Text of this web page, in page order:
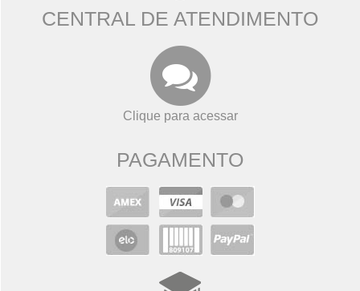
CENTRAL DE ATENDIMENTO
Clique para acessar
PAGAMENTO